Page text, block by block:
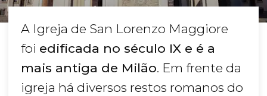
A Igreja de San Lorenzo Maggiore
foi edificada no século IX e é a
mais antiga de Milão. Em frente da
igreja há diversos restos romanos do